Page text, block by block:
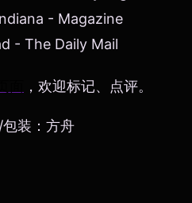
- Magazine
- The Daily Mail
，欢迎标记、点评。
装：方舟